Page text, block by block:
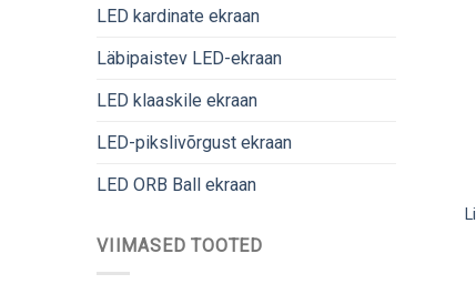
LED kardinate ekraan
Läbipaistev LED-ekraan
LED klaaskile ekraan
LED-pikslivõrgust ekraan
LED ORB Ball ekraan
VIIMASED TOOTED